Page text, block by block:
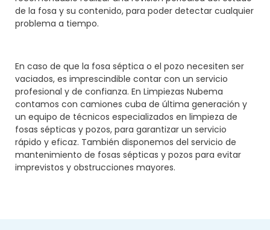
de la fosa y su contenido, para poder detectar cualquier
problema a tiempo.
En caso de que la fosa séptica o el pozo necesiten ser
vaciados, es imprescindible contar con un servicio
profesional y de confianza. En Limpiezas Nubema
contamos con camiones cuba de última generación y
un equipo de técnicos especializados en limpieza de
fosas sépticas y pozos, para garantizar un servicio
rápido y eficaz. También disponemos del servicio de
mantenimiento de fosas sépticas y pozos para evitar
imprevistos y obstrucciones mayores.